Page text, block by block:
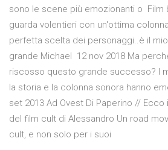
sono le scene più emozionanti o Film
guarda volentieri con un'ottima
perfetta scelta dei personaggi..è il
grande Michael 12 nov 2018 Ma
riscosso questo grande successo? I
la storia e la colonna sonora hanno
set 2013 Ad Ovest Di Paperino //
del film cult di Alessandro Un road
cult, e non solo per i suoi